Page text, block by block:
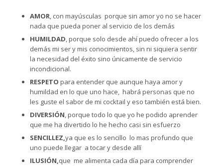
AMOR, con mayúsculas porque sin amor yo no se hacer
nada que pueda poner al servicio de los demás
HUMILDAD, porque solo desde ahí puedo ofrecer a los
demás mi ser y mis conocimientos, sin ni siquiera sentir
la necesidad del éxito sino únicamente de servicio
incondicional.
RESPETO para entender que aunque haya amor y
humildad en lo que uno hace, habrá personas que no
les guste el sabor de mi cocktail y eso también está bien.
DIVERSIÓN, porque todo lo que yo he podido aprender
que me ha divertido lo he hecho casi sin esfuerzo
SENCILLEZ,ya que es lo sencillo lo mas profundo que
uno puede llegar a tocar y desde allí
ILUSIÓN,que me alimenta cada día para comprender